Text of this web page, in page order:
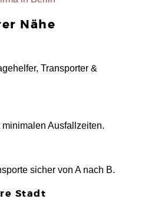
Nähe
Transporter &
Ausfallzeiten.
sicher von A nach B.
Stadt